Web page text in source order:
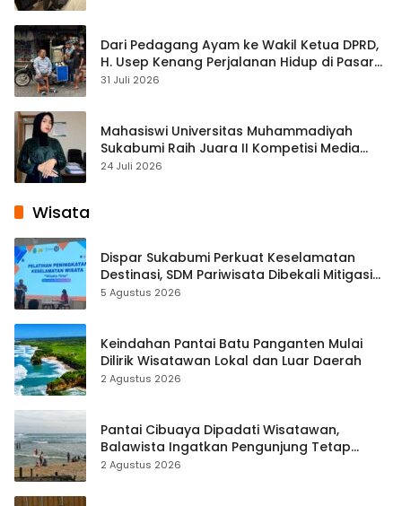
Dari Pedagang Ayam ke Wakil Ketua DPRD,
H. Usep Kenang Perjalanan Hidup di Pasar
Cisaat
31 Juli 2026
Mahasiswi Universitas Muhammadiyah
Sukabumi Raih Juara II Kompetisi Media
Pembelajaran Digital Tingkat Internasional
24 Juli 2026
Wisata
Dispar Sukabumi Perkuat Keselamatan
Destinasi, SDM Pariwisata Dibekali Mitigasi
hingga Teknik Evakuasi
5 Agustus 2026
Keindahan Pantai Batu Panganten Mulai
Dilirik Wisatawan Lokal dan Luar Daerah
2 Agustus 2026
Pantai Cibuaya Dipadati Wisatawan,
Balawista Ingatkan Pengunjung Tetap
Waspada
2 Agustus 2026